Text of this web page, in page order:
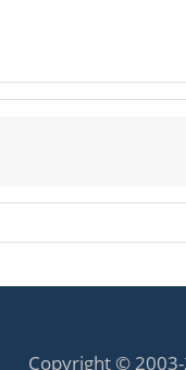
Copyright ©